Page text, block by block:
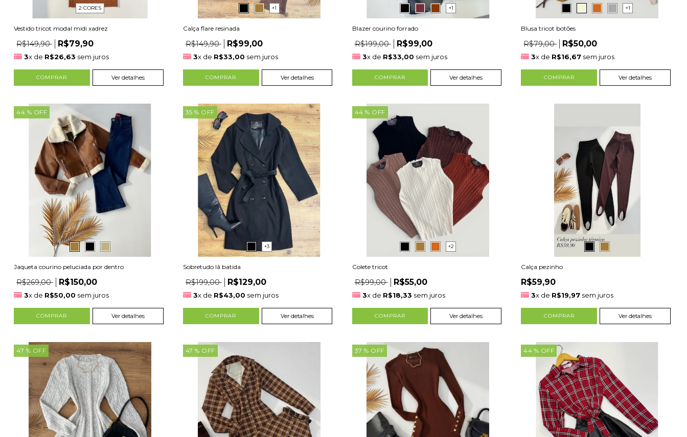
2 CORES
Vestido tricot modal midi xadrez
R$149,90 R$79,90
3x de R$26,63 sem juros
COMPRAR Ver detalhes
+1
Calça flare resinada
R$149,90 R$99,00
3x de R$33,00 sem juros
COMPRAR Ver detalhes
+1
Blazer courino forrado
R$199,00 R$99,00
3x de R$33,00 sem juros
COMPRAR Ver detalhes
+1
Blusa tricot botões
R$79,00 R$50,00
3x de R$16,67 sem juros
COMPRAR Ver detalhes
44 % OFF
Jaqueta courino peluciada por dentro
R$269,00 R$150,00
3x de R$50,00 sem juros
COMPRAR Ver detalhes
35 % OFF
+3
Sobretudo lã batida
R$199,00 R$129,00
3x de R$43,00 sem juros
COMPRAR Ver detalhes
44 % OFF
+2
Colete tricot
R$99,00 R$55,00
3x de R$18,33 sem juros
COMPRAR Ver detalhes
Calça pezinho
R$59,90
3x de R$19,97 sem juros
COMPRAR Ver detalhes
47 % OFF 47 % OFF 37 % OFF 44 % OFF